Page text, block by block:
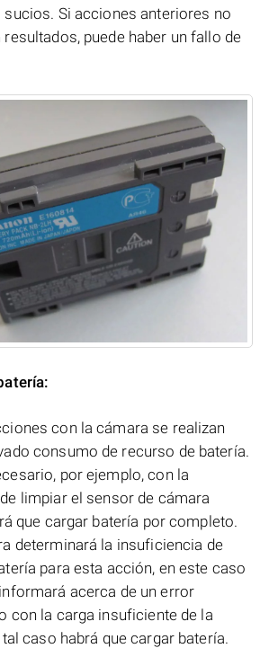
sucios. Si acciones anteriores no
puede haber un fallo de
con la cámara se realizan
consumo de recurso de batería.
por ejemplo, con la
limpiar el sensor de cámara
que cargar batería por completo.
determinará la insuficiencia de
para esta acción, en este caso
acerca de un error
con la carga insuficiente de la
caso habrá que cargar batería.